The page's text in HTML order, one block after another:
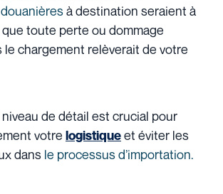
à destination seraient à
toute perte ou dommage
le chargement relèverait de votre
de détail est crucial pour
votre logistiqueet éviter les
dans le processus d’importation.